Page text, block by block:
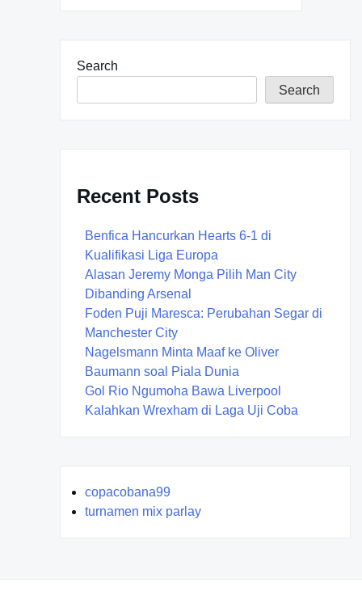
Search
Search
Recent Posts
Benfica Hancurkan Hearts 6-1 di
Kualifikasi Liga Europa
Alasan Jeremy Monga Pilih Man City
Dibanding Arsenal
Foden Puji Maresca: Perubahan Segar di
Manchester City
Nagelsmann Minta Maaf ke Oliver
Baumann soal Piala Dunia
Gol Rio Ngumoha Bawa Liverpool
Kalahkan Wrexham di Laga Uji Coba
copacobana99
turnamen mix parlay